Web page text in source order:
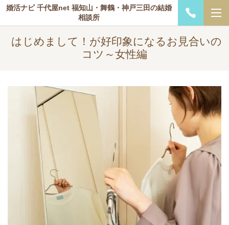
婚活ナビ 千代屋net 福知山・舞鶴・神戸三田の結婚
相談所
はじめまして！が好印象になるお見合いの
コツ～女性編